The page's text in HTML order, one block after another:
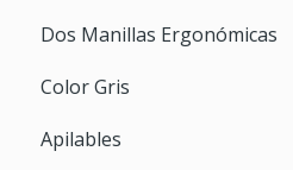
Dos Manillas Ergonómicas
Color Gris
Apilables